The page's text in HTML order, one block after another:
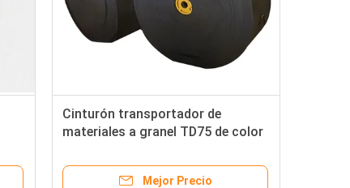
Cinturón transportador de
materiales a granel TD75 de color
Mejor Precio